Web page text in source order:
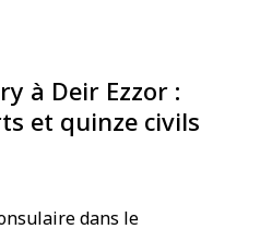
à Deir Ezzor :
et quinze civils